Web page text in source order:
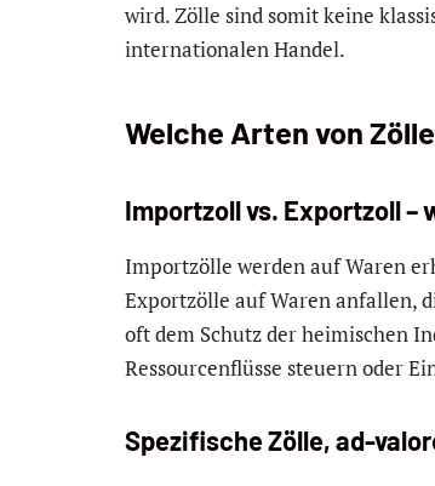
wird. Zölle sind somit keine
internationalen Handel.
Welche Arten von
Importzoll vs. Exportzoll –
Importzölle werden auf Waren
Exportzölle auf Waren anfallen,
oft dem Schutz der heimischen
Ressourcenflüsse steuern oder
Spezifische Zölle, ad-